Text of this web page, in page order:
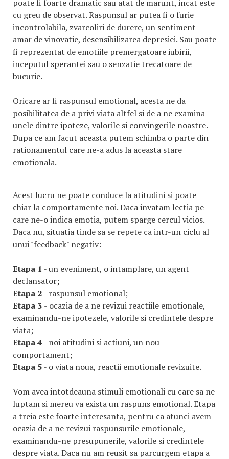
poate fi foarte dramatic sau atat de marunt, incat este
cu greu de observat. Raspunsul ar putea fi o furie
incontrolabila, zvarcoliri de durere, un sentiment
amar de vinovatie, desensibilizarea depresiei. Sau poate
fi reprezentat de emotiile premergatoare iubirii,
inceputul sperantei sau o senzatie trecatoare de
bucurie.
Oricare ar fi raspunsul emotional, acesta ne da
posibilitatea de a privi viata altfel si de a ne examina
unele dintre ipoteze, valorile si convingerile noastre.
Dupa ce am facut aceasta putem schimba o parte din
rationamentul care ne-a adus la aceasta stare
emotionala.
Acest lucru ne poate conduce la atitudini si poate
chiar la comportamente noi. Daca invatam lectia pe
care ne-o indica emotia, putem sparge cercul vicios.
Daca nu, situatia tinde sa se repete ca intr-un ciclu al
unui "feedback" negativ:
Etapa 1 - un eveniment, o intamplare, un agent
declansator;
Etapa 2- raspunsul emotional;
Etapa 3 - ocazia de a ne revizui reactiile emotionale,
examinandu-ne ipotezele, valorile si credintele despre
viata;
Etapa 4- noi atitudini si actiuni, un nou
comportament;
Etapa 5- o viata noua, reactii emotionale revizuite.
Vom avea intotdeauna stimuli emotionali cu care sa ne
luptam si mereu va exista un raspuns emotional. Etapa
a treia este foarte interesanta, pentru ca atunci avem
ocazia de a ne revizui raspunsurile emotionale,
examinandu-ne presupunerile, valorile si credintele
despre viata. Daca nu am reusit sa parcurgem etapa a